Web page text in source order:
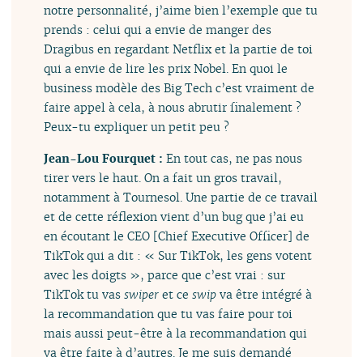
notre personnalité, j’aime bien l’exemple que tu
prends : celui qui a envie de manger des
Dragibus en regardant Netflix et la partie de toi
qui a envie de lire les prix Nobel. En quoi le
business modèle des Big Tech c’est vraiment de
faire appel à cela, à nous abrutir finalement ?
Peux-tu expliquer un petit peu ?
Jean-Lou Fourquet :En tout cas, ne pas nous
tirer vers le haut. On a fait un gros travail,
notamment à Tournesol. Une partie de ce travail
et de cette réflexion vient d’un bug que j’ai eu
en écoutant le CEO [Chief Executive Officer] de
TikTok qui a dit : « Sur TikTok, les gens votent
avec les doigts », parce que c’est vrai : sur
TikTok tu vasswiper et ceswip va être intégré à
la recommandation que tu vas faire pour toi
mais aussi peut-être à la recommandation qui
va être faite à d’autres. Je me suis demandé